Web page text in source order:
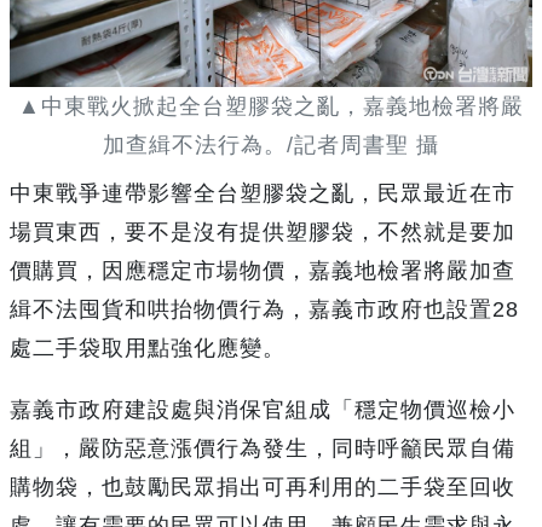
▲中東戰火掀起全台塑膠袋之亂，嘉義地檢署將嚴
加查緝不法行為。/記者周書聖 攝
中東戰爭連帶影響全台塑膠袋之亂，民眾最近在市
場買東西，要不是沒有提供塑膠袋，不然就是要加
價購買，因應穩定市場物價，嘉義地檢署將嚴加查
緝不法囤貨和哄抬物價行為，嘉義市政府也設置28
處二手袋取用點強化應變。
嘉義市政府建設處與消保官組成「穩定物價巡檢小
組」，嚴防惡意漲價行為發生，同時呼籲民眾自備
購物袋，也鼓勵民眾捐出可再利用的二手袋至回收